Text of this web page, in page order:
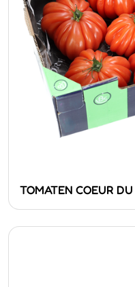
TOMATEN COEUR